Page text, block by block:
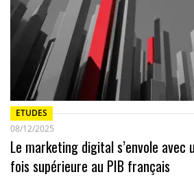
ETUDES
08/12/2025
Le marketing digital s’envole avec
fois supérieure au PIB français